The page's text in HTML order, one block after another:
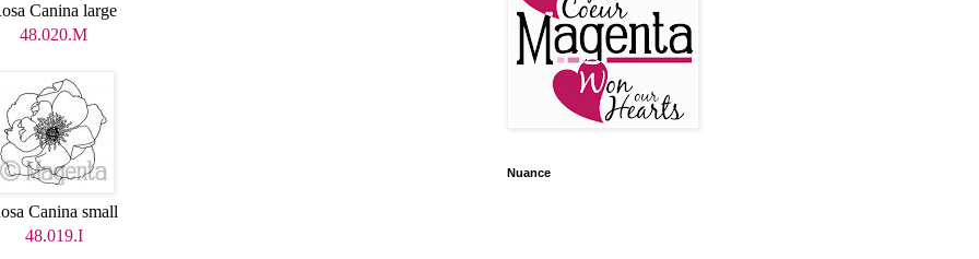
Canina large
48.020.M
Canina small
48.019.I
Nuance